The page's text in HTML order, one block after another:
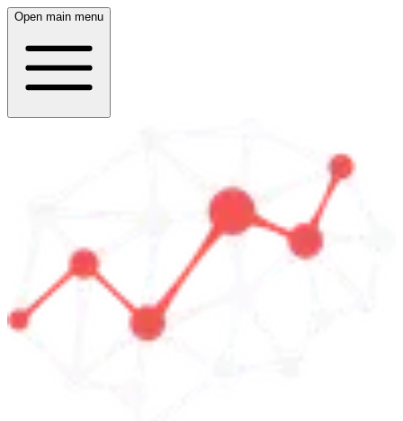
Open main menu